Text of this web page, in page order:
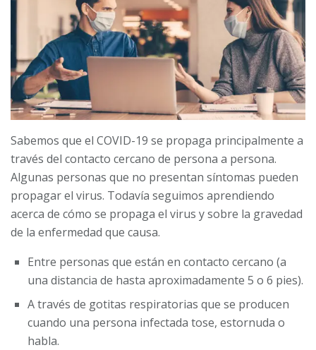
Sabemos que el COVID-19 se propaga principalmente a
través del contacto cercano de persona a persona.
Algunas personas que no presentan síntomas pueden
propagar el virus. Todavía seguimos aprendiendo
acerca de cómo se propaga el virus y sobre la gravedad
de la enfermedad que causa.
Entre personas que están en contacto cercano (a
una distancia de hasta aproximadamente 5 o 6 pies).
A través de gotitas respiratorias que se producen
cuando una persona infectada tose, estornuda o
habla.